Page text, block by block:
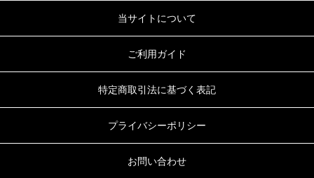
当サイトについて
ご利用ガイド
特定商取引法に基づく表記
プライバシーポリシー
お問い合わせ